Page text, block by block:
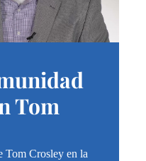
Tom
Tom Crosley en la